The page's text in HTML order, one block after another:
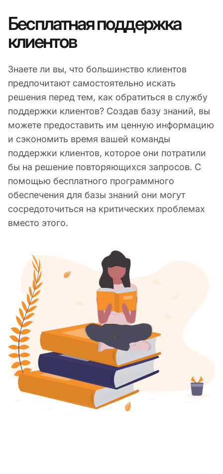
Бесплатная поддержка
клиентов
Знаете ли вы, что большинство клиентов
предпочитают самостоятельно искать
решения перед тем, как обратиться в службу
поддержки клиентов? Создав базу знаний, вы
можете предоставить им ценную информацию
и сэкономить время вашей команды
поддержки клиентов, которое они потратили
бы на решение повторяющихся запросов. С
помощью бесплатного программного
обеспечения для базы знаний они могут
сосредоточиться на критических проблемах
вместо этого.